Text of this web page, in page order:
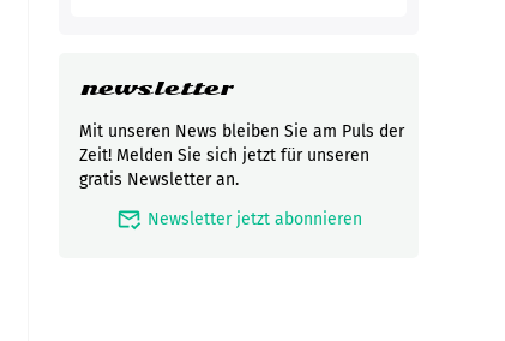
newsletter
Mit unseren News bleiben Sie am Puls der
Zeit! Melden Sie sich jetzt für unseren
gratis Newsletter an.
mark_email_read Newsletter jetzt abonnieren